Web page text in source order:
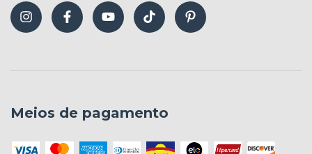
Meios de pagamento